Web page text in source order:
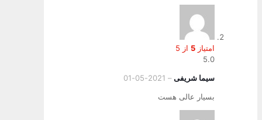
امتیاز5 از 5
5.0
سیما شریفی–
2021-05-01
بسیار عالی هست